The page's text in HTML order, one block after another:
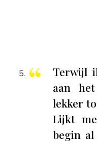
Terwijl
aan
lekker
Lijkt
begin al